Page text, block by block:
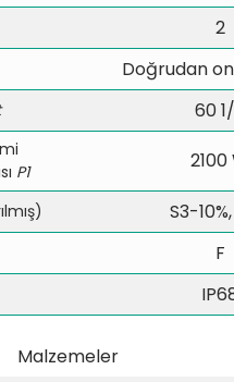
2
Doğrudan
60
P1 2100
S3-
F
Malzemeler